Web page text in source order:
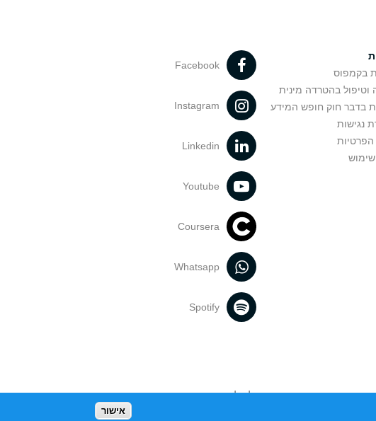
בקמפוס
וטיפול בהטרדה מינית
בדבר חוק חופש המידע
נגישות
הפרטיות
Facebook
Instagram
Linkedin
Youtube
Coursera
Whatsapp
Spotify
או השימוש שנעשה בתכנים אלה לדעתך מפר זכויות
אישור